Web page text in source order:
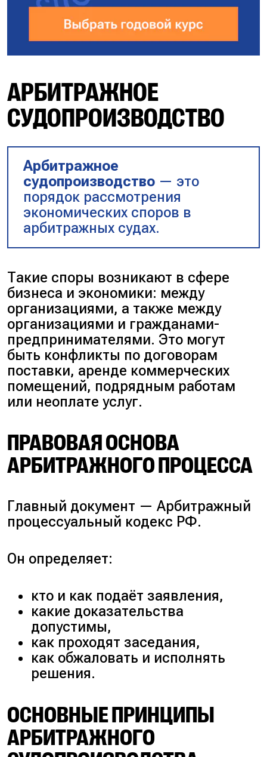
АРБИТРАЖНОЕ
СУДОПРОИЗВОДСТВО
Арбитражное
судопроизводство— это
порядок рассмотрения
экономических споров в
арбитражных судах.
Такие споры возникают в сфере
бизнеса и экономики: между
организациями, а также между
организациями и гражданами-
предпринимателями. Это могут
быть конфликты по договорам
поставки, аренде коммерческих
помещений, подрядным работам
или неоплате услуг.
ПРАВОВАЯ ОСНОВА
АРБИТРАЖНОГО ПРОЦЕССА
Главный документ — Арбитражный
процессуальный кодекс РФ.
Он определяет:
кто и как подаёт заявления,
какие доказательства
допустимы,
как проходят заседания,
как обжаловать и исполнять
решения.
ОСНОВНЫЕ ПРИНЦИПЫ
АРБИТРАЖНОГО